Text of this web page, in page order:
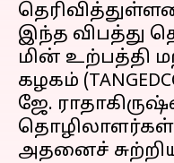
இந்த விபத்து
மின் உற்பத்தி
கழகம்
ஜே.
தொழிலாளர்கள்
அதனைச்